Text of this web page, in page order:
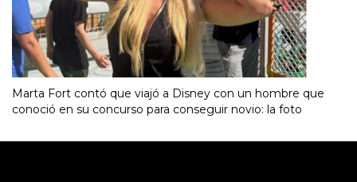
Marta Fort contó que viajó a Disney con un hombre que
conoció en su concurso para conseguir novio: la foto